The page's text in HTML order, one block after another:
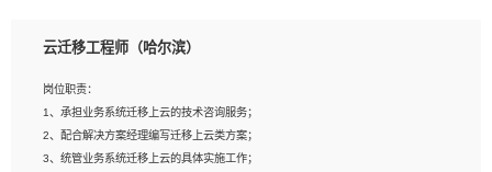
岗位要求：
2、熟悉tensorflow，keras，pytorch等常规深度学习框架，快速根据客户需求实现
有效的模型；
3、熟悉掌握至少一种编程语言，如：Python，Java；
4、 熟悉NLP相关算法与实现；
云迁移工程师（哈尔滨）
岗位职责：
1、承担业务系统迁移上云的技术咨询服务；
2、配合解决方案经理编写迁移上云类方案；
3、统管业务系统迁移上云的具体实施工作；